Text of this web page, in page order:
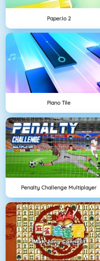
Paper.io 2
Piano Tile
Penalty Challenge Multiplayer